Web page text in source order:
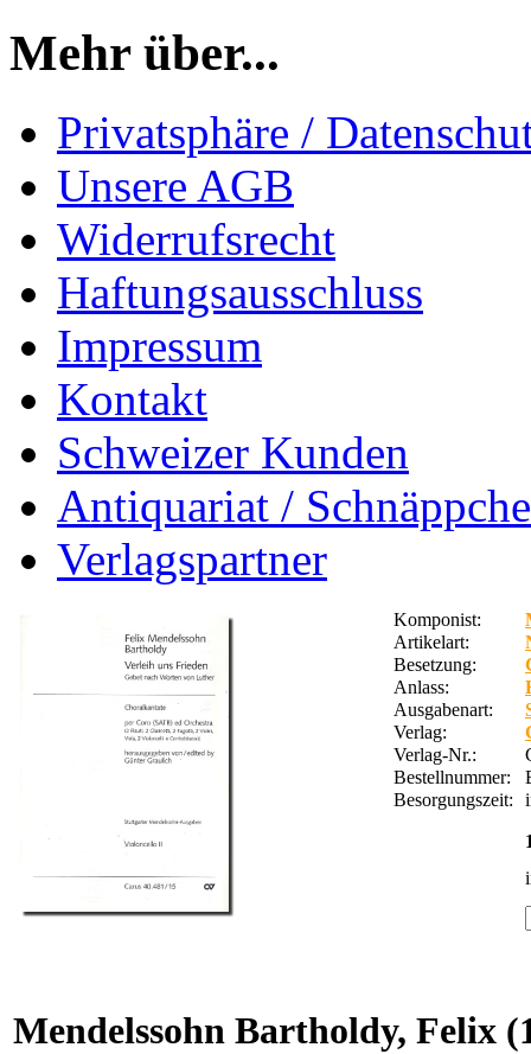
Mehr über...
Privatsphäre /
Unsere AGB
Widerrufsrecht
Haftungsausschluss
Impressum
Kontakt
Schweizer Kunden
Antiquariat /
Verlagspartner
Komponist:
Artikelart:
Besetzung:
Anlass:
Ausgabenart:
Verlag:
Verlag-Nr.:
Bestellnummer:
Besorgungszeit:
Mendelssohn Bartholdy, Felix